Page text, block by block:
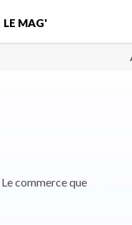
LE MAG'
commerce que